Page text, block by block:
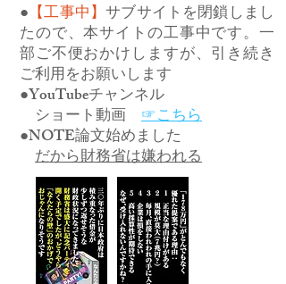
● 【工事中】サブサイトを閉鎖しまし
たので、本サイトの工事中です。一
部ご不便おかけしますが、引き続き
ご利用をお願いします
●YouTubeチャンネル
ショート動画 ☞こちら
●NOTE論文始めました
だから財務省は嫌われる